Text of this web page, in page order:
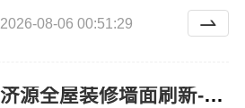
2026-08-06 00:51:29
济源全屋装修墙面刷新-河南璟臻环保建材有限公司环保达标